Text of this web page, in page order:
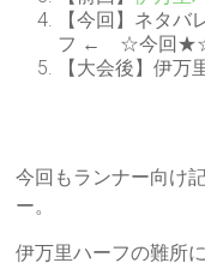
【今回】ネタバ
フ ← ☆今回
【大会後】伊万
今回もランナー向け
ー。
伊万里ハーフの難所